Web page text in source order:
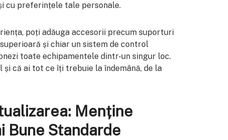
cu preferințele tale personale.
poți adăuga accesorii precum suporturi
și chiar un sistem de control
toate echipamentele dintr-un singur loc.
că ai tot ce îți trebuie la îndemână, de la
Menține
Bune Standarde